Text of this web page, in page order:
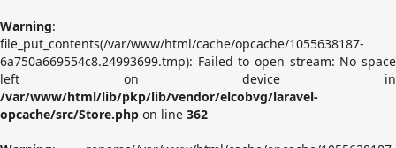
Warning:
file_put_contents(/var/www/html/cache/opcache/1055638187-
6a750a669554c8.24993699.tmp): Failed to open stream: No space
left on device in
/var/www/html/lib/pkp/lib/vendor/elcobvg/laravel-
opcache/src/Store.php on line 362